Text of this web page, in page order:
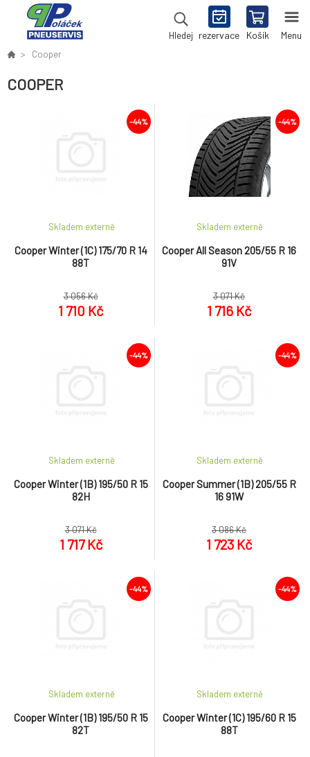
Hledej rezervace Košík Menu
Cooper
COOPER
-44%
Cooper Winter (1C) 175/70 R 14
88T
Skladem externě
3 056 Kč
1 710 Kč
-44%
Cooper All Season 205/55 R 16
91V
Skladem externě
3 071 Kč
1 716 Kč
-44%
Cooper Winter (1B) 195/50 R 15
82H
Skladem externě
3 071 Kč
1 717 Kč
-44%
Cooper Summer (1B) 205/55 R
16 91W
Skladem externě
3 086 Kč
1 723 Kč
-44%
Cooper Winter (1B) 195/50 R 15
82T
Skladem externě
-44%
Cooper Winter (1C) 195/60 R 15
88T
Skladem externě